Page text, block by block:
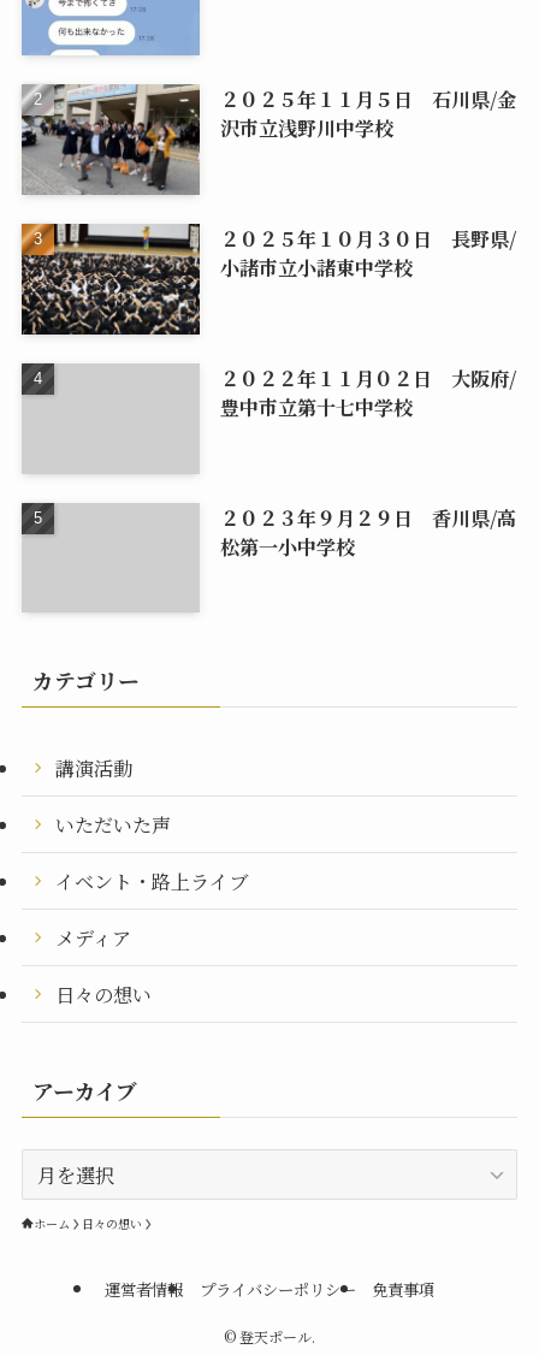
２０２５年１１月５日 石川県/金
沢市立浅野川中学校
２０２５年１０月３０日 長野県/
小諸市立小諸東中学校
２０２２年１１月０２日 大阪府/
豊中市立第十七中学校
２０２３年９月２９日 香川県/高
松第一小中学校
カテゴリー
講演活動
いただいた声
イベント・路上ライブ
メディア
日々の想い
アーカイブ
ー
カホーム 日々の想い
運営者情報 プライバシーポリシー 免責事項
©登天ポール.